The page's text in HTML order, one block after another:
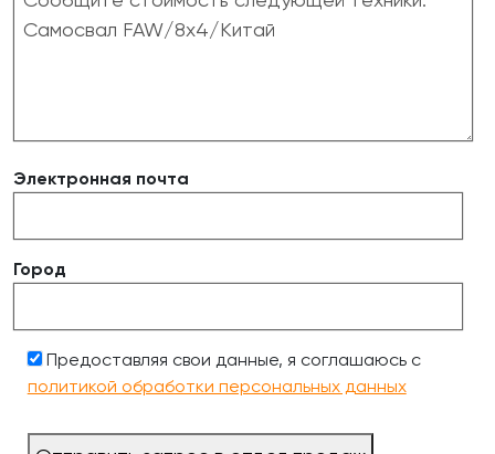
Электронная почта
Город
Предоставляя свои данные, я соглашаюсь с
политикой обработки персональных данных